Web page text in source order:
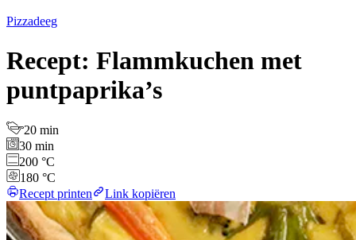
Pizzadeeg
Recept: Flammkuchen met
puntpaprika’s
20 min
30 min
200 °C
180 °C
Recept printen
Link kopiëren